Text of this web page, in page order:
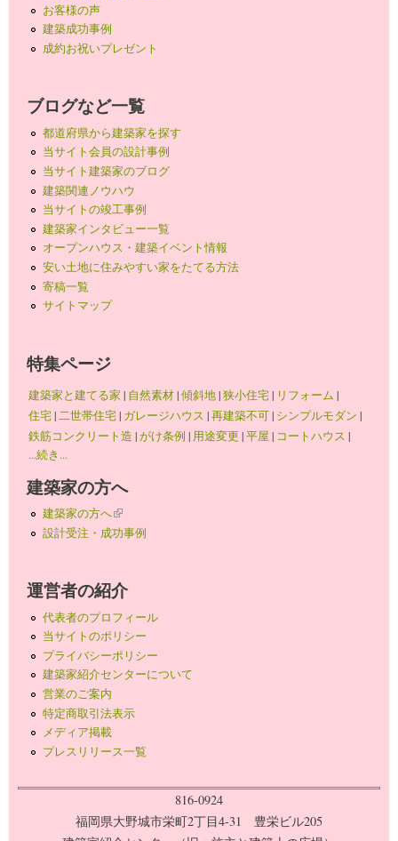
お客様の声
建築成功事例
成約お祝いプレゼント
ブログなど一覧
都道府県から建築家を探す
当サイト会員の設計事例
当サイト建築家のブログ
建築関連ノウハウ
当サイトの竣工事例
建築家インタビュー一覧
オープンハウス・建築イベント情報
安い土地に住みやすい家をたてる方法
寄稿一覧
サイトマップ
特集ページ
建築家と建てる家 | 自然素材|傾斜地|狭小住宅| リフォーム |
住宅| 二世帯住宅| ガレージハウス |再建築不可| シンプルモダン |
鉄筋コンクリート造 |がけ条例 | 用途変更 |平屋 | コートハウス |
...続き...
建築家の方へ
建築家の方へ(link is external)
設計受注・成功事例
運営者の紹介
代表者のプロフィール
当サイトのポリシー
プライバシーポリシー
建築家紹介センターについて
営業のご案内
特定商取引法表示
メディア掲載
プレスリリース一覧
816-0924
福岡県大野城市栄町2丁目4-31 豊栄ビル205